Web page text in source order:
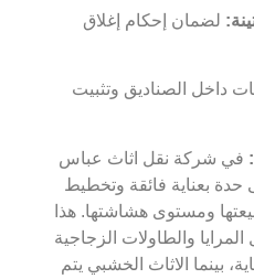
لضمان إحكام إغلاق
داخل الصناديق وتثبيت
في شركة نقل اثاث عباس
بعناية فائقة وتخطيط
ومستوى هشاشتها. هذا
والطاولات الزجاجية
بينما الاثاث الخشبي يتم